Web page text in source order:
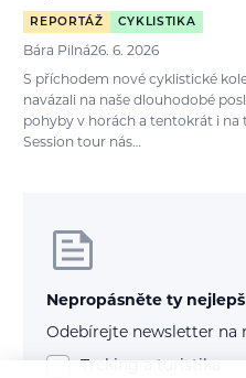
REPORTÁŽ CYKLISTIKA
Bára Pilná26. 6. 2026
S příchodem nové cyklistické
navázali na naše dlouhodobé
pohyby v horách a tentokrát i na
Session tour nás…
Nepropásněte ty
Odebírejte newsletter na